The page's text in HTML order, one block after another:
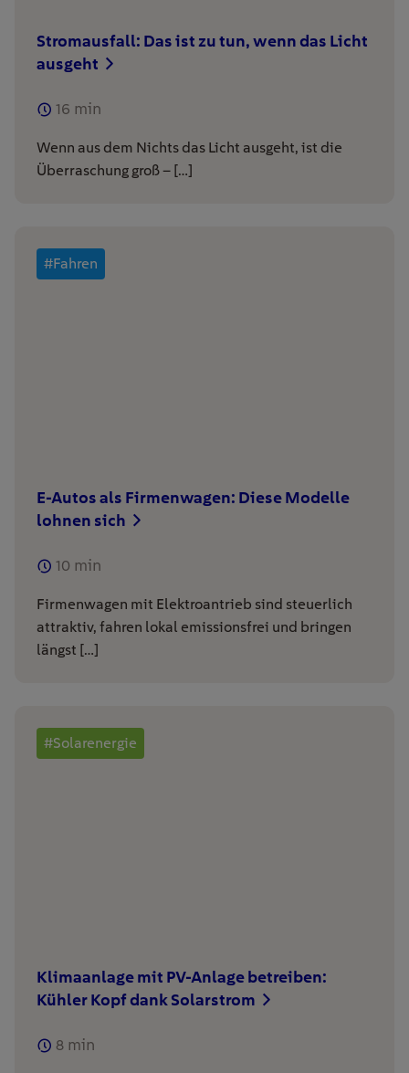
Stromausfall: Das ist zu tun, wenn das Licht
ausgeht
16 min
Wenn aus dem Nichts das Licht ausgeht, ist die
Überraschung groß – […]
#Fahren
E-Autos als Firmenwagen: Diese Modelle
lohnen sich
10 min
Firmenwagen mit Elektroantrieb sind steuerlich
attraktiv, fahren lokal emissionsfrei und bringen
längst […]
#Solarenergie
Klimaanlage mit PV-Anlage betreiben:
Kühler Kopf dank Solarstrom
8 min